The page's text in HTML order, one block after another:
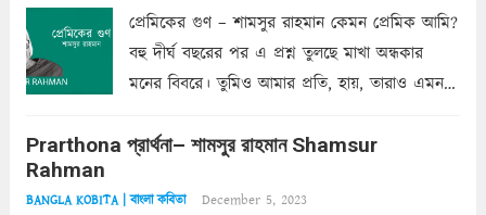
প্রেমিকের গুণ – শামসুর রাহমান কেমন প্রেমিক আমি?
বহু দীর্ঘ বছরের পর এ প্রশ্ন তুলছে মাখা অন্ধকার
মনের বিবরে। তুমিও আমার প্রতি, হায়, তারাও এমন
একান্ত জরুরি- নইলে একটি দেয়াল নিমেষেই ভীষণ
Prarthona প্রার্থনা– শামসুর রাহমান Shamsur
Rahman
BANGLA KOBITA | বাংলা কবিতা December 5, 2023